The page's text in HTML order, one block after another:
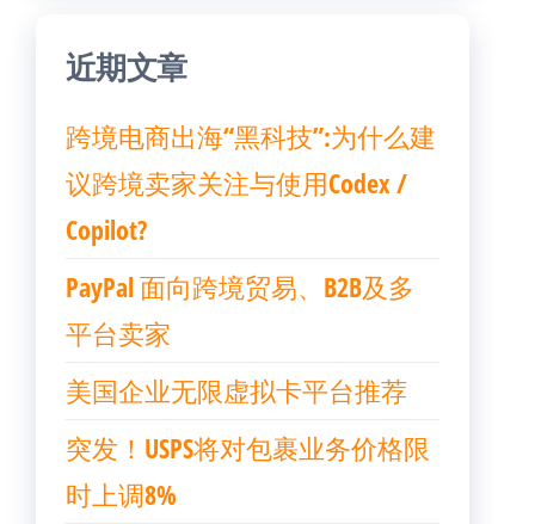
近期文章
跨境电商出海“黑科技”:为什么建
议跨境卖家关注与使用Codex /
Copilot?
PayPal 面向跨境贸易、B2B及多
平台卖家
美国企业无限虚拟卡平台推荐
突发！USPS将对包裹业务价格限
时上调8%